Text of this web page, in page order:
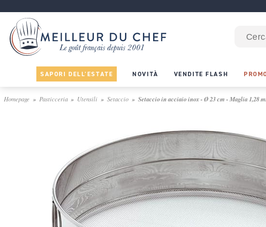
SAPORI DELL'ESTATE NOVITÀ VENDITE FLASH
Homepage Pasticceria Utensili Setaccio Setaccio in acciaio inox - Ø 23 cm - Maglia 1,28